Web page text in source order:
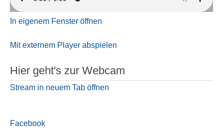
In eigenem Fenster öffnen
Mit externem Player abspielen
Hier geht's zur Webcam
Stream in neuem Tab öffnen
Facebook